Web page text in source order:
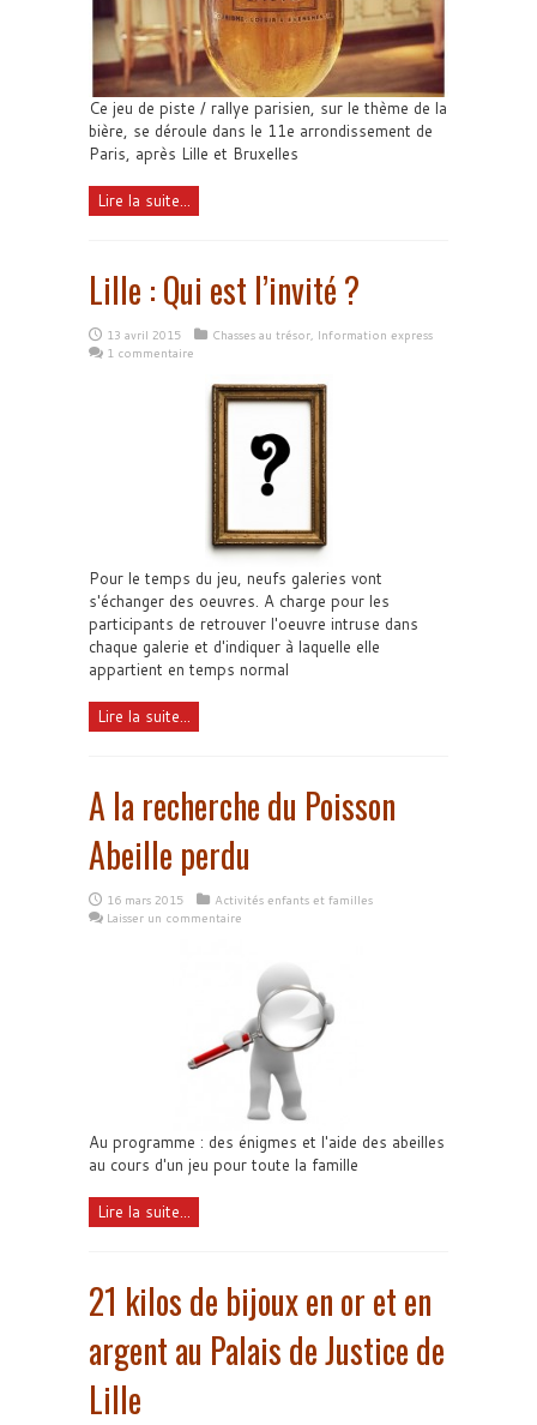
Ce jeu de piste / rallye parisien, sur le thème de la
bière, se déroule dans le 11e arrondissement de
Paris, après Lille et Bruxelles
Lire la suite...
Lille : Qui est l’invité ?
13 avril 2015 Chasses au trésor, Information express
1 commentaire
Pour le temps du jeu, neufs galeries vont
s'échanger des oeuvres. A charge pour les
participants de retrouver l'oeuvre intruse dans
chaque galerie et d'indiquer à laquelle elle
appartient en temps normal
Lire la suite...
A la recherche du Poisson
Abeille perdu
16 mars 2015
Activités enfants et familles
Laisser un commentaire
Au programme : des énigmes et l'aide des abeilles
au cours d'un jeu pour toute la famille
Lire la suite...
21 kilos de bijoux en or et en
argent au Palais de Justice de
Lille